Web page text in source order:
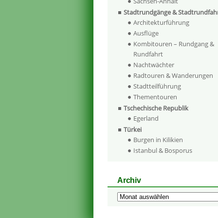
Stadtrundgänge &
Architekturführung
Ausflüge
Kombitouren – Rundgang &
Rundfahrt
Nachtwächter
Radtouren & Wanderungen
Stadtteilführung
Thementouren
Tschechische Republik
Egerland
Türkei
Burgen in Kilikien
Istanbul & Bosporus
Archiv
Archiv